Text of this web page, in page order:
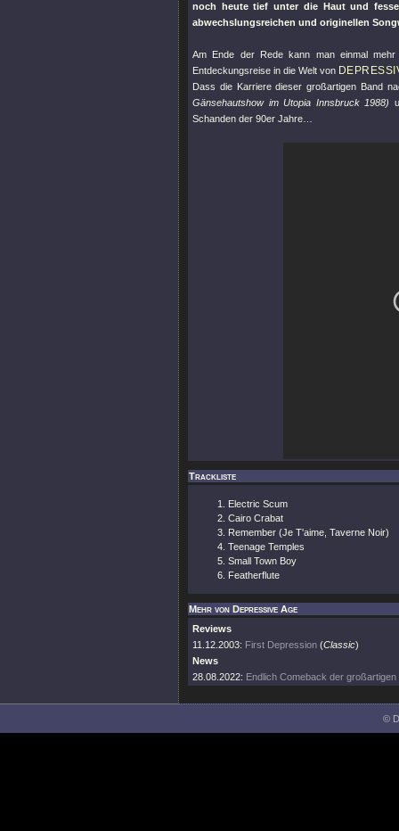
noch heute tief unter die Haut und
abwechslungsreichen und originellen
Am Ende der Rede kann man einmal
Entdeckungsreise in die Welt von
Dass die Karriere dieser großartigen Band
Gänsehautshow im Utopia Innsbruck 1988)
Schanden der 90er Jahre…
Trackliste
Electric Scum
Cairo Crabat
Remember (Je T'aime, Taverne Noir)
Teenage Temples
Small Town Boy
Featherflute
Mehr von Depressive Age
Reviews
11.12.2003: First Depression (Classic)
News
28.08.2022: Endlich Comeback der großartigen
©